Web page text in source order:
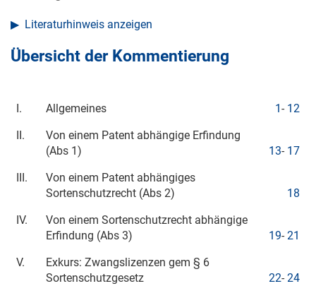
Literaturhinweis anzeigen
Übersicht der Kommentierung
I. Allgemeines 1 - 12
II.
Von einem Patent abhängige Erfindung
(Abs 1)
13- 17
III.
Von einem Patent abhängiges
Sortenschutzrecht (Abs 2)
18
IV.
Von einem Sortenschutzrecht abhängige
Erfindung (Abs 3)
19- 21
V.
Exkurs: Zwangslizenzen gem § 6
Sortenschutzgesetz
22- 24